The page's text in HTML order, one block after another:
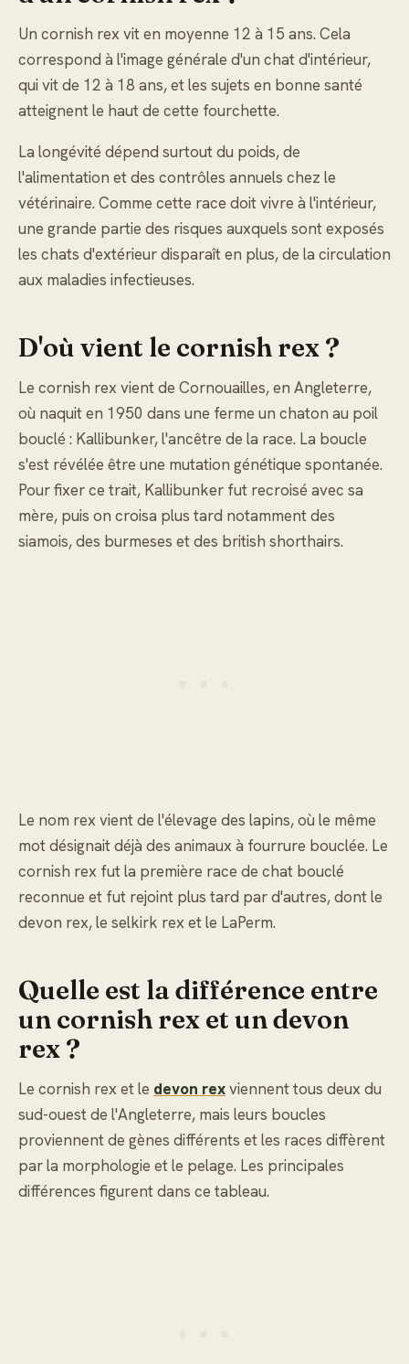
Un cornish rex vit en moyenne 12 à 15 ans. Cela
correspond à l'image générale d'un chat d'intérieur,
qui vit de 12 à 18 ans, et les sujets en bonne santé
atteignent le haut de cette fourchette.
La longévité dépend surtout du poids, de
l'alimentation et des contrôles annuels chez le
vétérinaire. Comme cette race doit vivre à l'intérieur,
une grande partie des risques auxquels sont exposés
les chats d'extérieur disparaît en plus, de la circulation
aux maladies infectieuses.
D'où vient le cornish rex ?
Le cornish rex vient de Cornouailles, en Angleterre,
où naquit en 1950 dans une ferme un chaton au poil
bouclé : Kallibunker, l'ancêtre de la race. La boucle
s'est révélée être une mutation génétique spontanée.
Pour fixer ce trait, Kallibunker fut recroisé avec sa
mère, puis on croisa plus tard notamment des
siamois, des burmeses et des british shorthairs.
Le nom rex vient de l'élevage des lapins, où le même
mot désignait déjà des animaux à fourrure bouclée. Le
cornish rex fut la première race de chat bouclé
reconnue et fut rejoint plus tard par d'autres, dont le
devon rex, le selkirk rex et le LaPerm.
Quelle est la différence entre
un cornish rex et un devon
rex ?
Le cornish rex et le devon rexviennent tous deux du
sud-ouest de l'Angleterre, mais leurs boucles
proviennent de gènes différents et les races diffèrent
par la morphologie et le pelage. Les principales
différences figurent dans ce tableau.